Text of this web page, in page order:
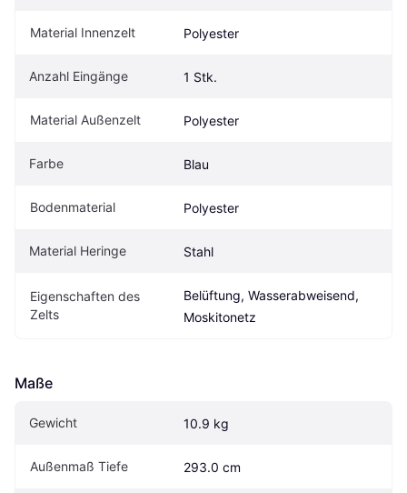
Material Innenzelt Polyester
Anzahl Eingänge 1 Stk.
Material Außenzelt Polyester
Farbe Blau
Bodenmaterial Polyester
Material Heringe Stahl
Eigen­schaften des
Zelts
Belüftung, Wasserabweisend,
Moskitonetz
Maße
Gewicht 10.9 kg
Außenmaß Tiefe 293.0 cm